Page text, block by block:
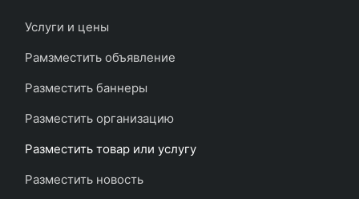
Услуги и цены
Рамзместить объявление
Разместить баннеры
Разместить организацию
Разместить товар или услугу
Разместить новость